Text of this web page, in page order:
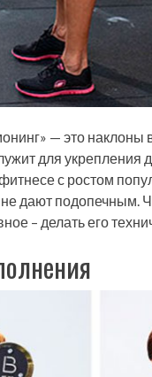
— это наклоны
для
с ростом
дают подопечным.
– делать его